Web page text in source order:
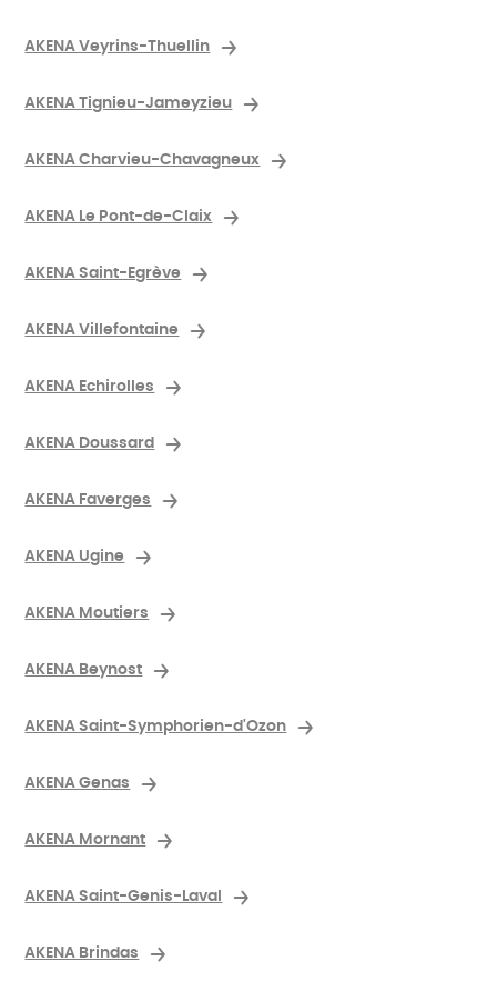
AKENA Veyrins-Thuellin
AKENA Tignieu-Jameyzieu
AKENA Charvieu-Chavagneux
AKENA Le Pont-de-Claix
AKENA Saint-Egrève
AKENA Villefontaine
AKENA Echirolles
AKENA Doussard
AKENA Faverges
AKENA Ugine
AKENA Moutiers
AKENA Beynost
AKENA Saint-Symphorien-d'Ozon
AKENA Genas
AKENA Mornant
AKENA Saint-Genis-Laval
AKENA Brindas